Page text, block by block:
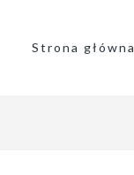
Strona główna